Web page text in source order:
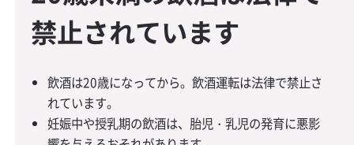
禁止されています
飲酒は20歳になってから。飲酒運転は法律で禁止さ
れています。
妊娠中や授乳期の飲酒は、胎児・乳児の発育に悪影